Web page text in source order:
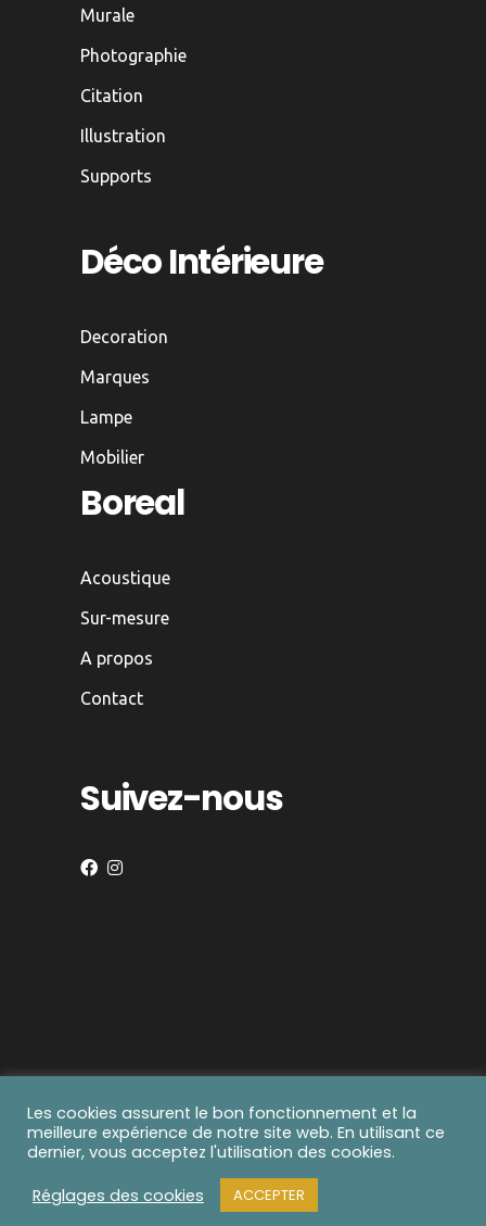
Murale
Photographie
Citation
Illustration
Supports
Déco Intérieure
Decoration
Marques
Lampe
Mobilier
Boreal
Acoustique
Sur-mesure
A propos
Contact
Suivez-nous
© 2021-2025 boreal I création whitelab Ipolitique
de confidentialité
Les cookies assurent le bon fonctionnement et la
meilleure expérience de notre site web. En utilisant ce
dernier, vous acceptez l'utilisation des cookies.
Réglages des cookies
ACCEPTER